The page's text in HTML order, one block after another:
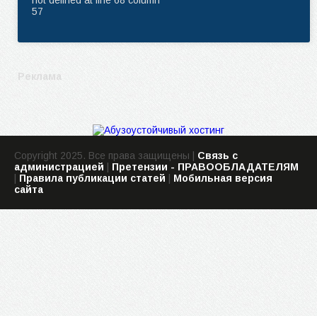
57
Реклама
Copyright 2025. Все права защищены | Связь с
администрацией
Претензии - ПРАВООБЛАДАТЕЛЯМ
Правила публикации статей
Мобильная версия
сайта